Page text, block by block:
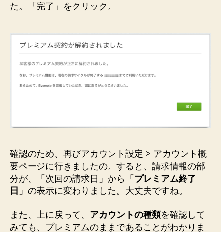
た。「完了」をクリック。
確認のため、再びアカウント設定 > アカウント概
要ページに行きましたの。すると、請求情報の部
分が、「次回の請求日」から「 プレミアム終了
日 」の表示に変わりました。大丈夫ですね。
また、上に戻って、 アカウントの種類を確認して
みても、プレミアムのままであることがわかりま